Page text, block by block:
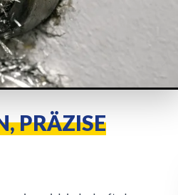
PRÄZISE